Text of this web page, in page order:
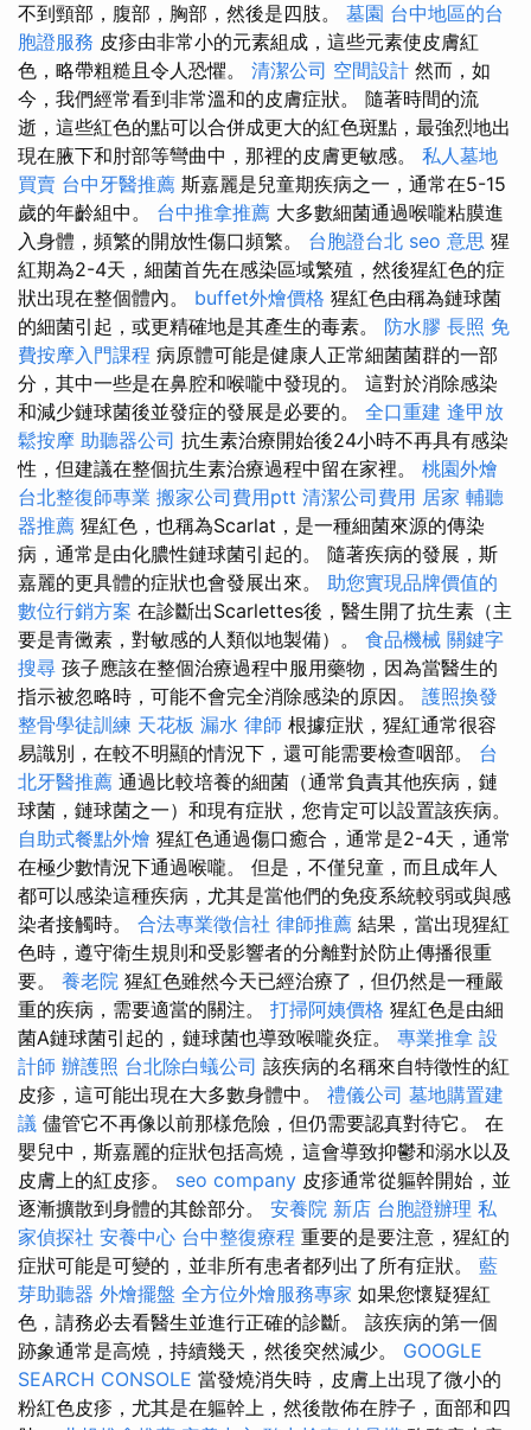
不到頸部，腹部，胸部，然後是四肢。 墓園 台中地區的台
胞證服務 皮疹由非常小的元素組成，這些元素使皮膚紅
色，略帶粗糙且令人恐懼。 清潔公司 空間設計 然而，如
今，我們經常看到非常溫和的皮膚症狀。 隨著時間的流
逝，這些紅色的點可以合併成更大的紅色斑點，最強烈地出
現在腋下和肘部等彎曲中，那裡的皮膚更敏感。 私人墓地
買賣 台中牙醫推薦 斯嘉麗是兒童期疾病之一，通常在5-15
歲的年齡組中。 台中推拿推薦 大多數細菌通過喉嚨粘膜進
入身體，頻繁的開放性傷口頻繁。 台胞證台北 seo 意思 猩
紅期為2-4天，細菌首先在感染區域繁殖，然後猩紅色的症
狀出現在整個體內。 buffet外燴價格 猩紅色由稱為鏈球菌
的細菌引起，或更精確地是其產生的毒素。 防水膠 長照 免
費按摩入門課程 病原體可能是健康人正常細菌菌群的一部
分，其中一些是在鼻腔和喉嚨中發現的。 這對於消除感染
和減少鏈球菌後並發症的發展是必要的。 全口重建 逢甲放
鬆按摩 助聽器公司 抗生素治療開始後24小時不再具有感染
性，但建議在整個抗生素治療過程中留在家裡。 桃園外燴
台北整復師專業 搬家公司費用ptt 清潔公司費用 居家 輔聽
器推薦 猩紅色，也稱為Scarlat，是一種細菌來源的傳染
病，通常是由化膿性鏈球菌引起的。 隨著疾病的發展，斯
嘉麗的更具體的症狀也會發展出來。 助您實現品牌價值的
數位行銷方案 在診斷出Scarlettes後，醫生開了抗生素（主
要是青黴素，對敏感的人類似地製備）。 食品機械 關鍵字
搜尋 孩子應該在整個治療過程中服用藥物，因為當醫生的
指示被忽略時，可能不會完全消除感染的原因。 護照換發
整骨學徒訓練 天花板 漏水 律師 根據症狀，猩紅通常很容
易識別，在較不明顯的情況下，還可能需要檢查咽部。 台
北牙醫推薦 通過比較培養的細菌（通常負責其他疾病，鏈
球菌，鏈球菌之一）和現有症狀，您肯定可以設置該疾病。
自助式餐點外燴 猩紅色通過傷口癒合，通常是2-4天，通常
在極少數情況下通過喉嚨。 但是，不僅兒童，而且成年人
都可以感染這種疾病，尤其是當他們的免疫系統較弱或與感
染者接觸時。 合法專業徵信社 律師推薦 結果，當出現猩紅
色時，遵守衛生規則和受影響者的分離對於防止傳播很重
要。 養老院 猩紅色雖然今天已經治療了，但仍然是一種嚴
重的疾病，需要適當的關注。 打掃阿姨價格 猩紅色是由細
菌A鏈球菌引起的，鏈球菌也導致喉嚨炎症。 專業推拿 設
計師 辦護照 台北除白蟻公司 該疾病的名稱來自特徵性的紅
皮疹，這可能出現在大多數身體中。 禮儀公司 墓地購置建
議 儘管它不再像以前那樣危險，但仍需要認真對待它。 在
嬰兒中，斯嘉麗的症狀包括高燒，這會導致抑鬱和溺水以及
皮膚上的紅皮疹。 seo company 皮疹通常從軀幹開始，並
逐漸擴散到身體的其餘部分。 安養院 新店 台胞證辦理 私
家偵探社 安養中心 台中整復療程 重要的是要注意，猩紅的
症狀可能是可變的，並非所有患者都列出了所有症狀。 藍
芽助聽器 外燴擺盤 全方位外燴服務專家 如果您懷疑猩紅
色，請務必去看醫生並進行正確的診斷。 該疾病的第一個
跡象通常是高燒，持續幾天，然後突然減少。 GOOGLE
SEARCH CONSOLE 當發燒消失時，皮膚上出現了微小的
粉紅色皮疹，尤其是在軀幹上，然後散佈在脖子，面部和四